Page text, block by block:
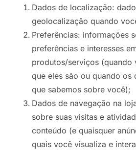
Dados de localização:
geolocalização quando
Preferências: informações
preferências e interesses
produtos/serviços (quando
que eles são ou quando os
que sabemos sobre você);
Dados de navegação na
sobre suas visitas e
conteúdo (e quaisquer
quais você visualiza e